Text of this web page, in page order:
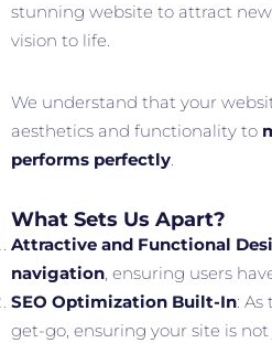
stunning website to attract
vision to life.
We understand that your
aesthetics and functionality to
performs perfectly.
What Sets Us Apart?
Attractive and Functional
navigation, ensuring users
SEO Optimization Built-In:
get-go, ensuring your site is